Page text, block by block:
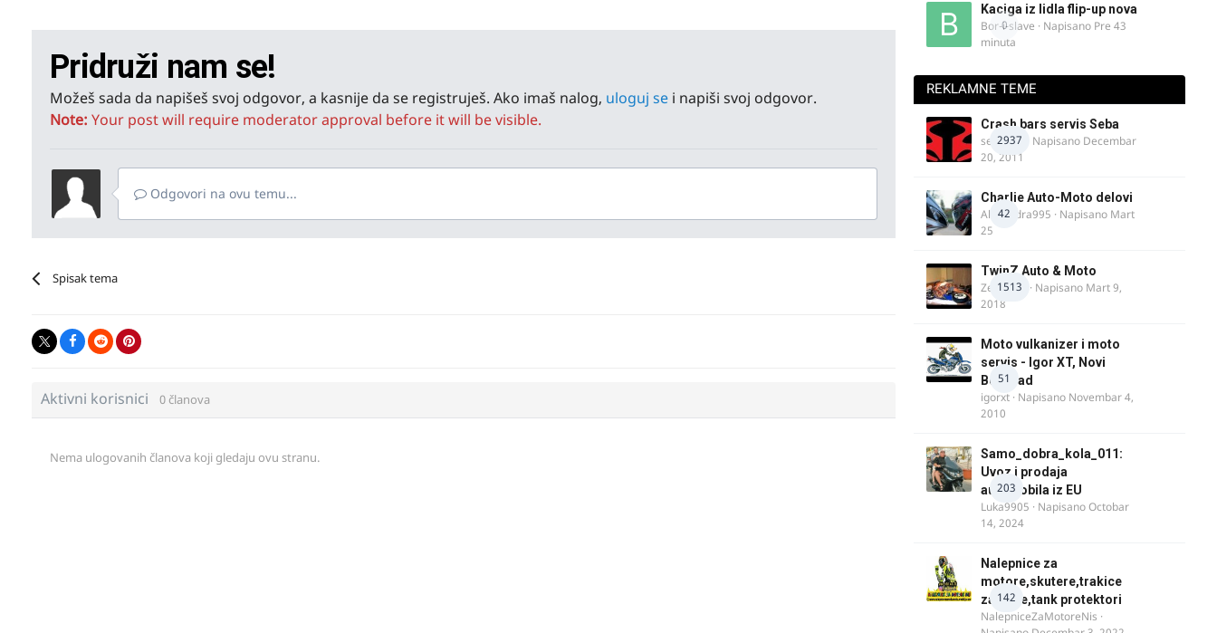
Pridruži nam se!
Možeš sada da napišeš svoj odgovor, a kasnije da se registruješ. Ako imaš nalog, uloguj se i napiši svoj odgovor.
Note: Your post will require moderator approval before it will be visible.
Odgovori na ovu temu...
Spisak tema
Aktivni korisnici 0 članova
Nema ulogovanih članova koji gledaju ovu stranu.
0
Kaciga iz lidla flip-up nova
Bor-i-slave · Napisano Pre 43
minuta
REKLAMNE TEME
2937
Crash bars servis Seba
seba011 · Napisano Decembar
20, 2011
42
Charlie Auto-Moto delovi
Alexandra995 · Napisano Mart
25
1513
TwinZ Auto & Moto
Zeljkamp · Napisano Mart 9,
2018
51
Moto vulkanizer i moto
servis - Igor XT, Novi
Beograd
igorxt · Napisano Novembar 4,
2010
203
Samo_dobra_kola_011:
Uvoz i prodaja
automobila iz EU
Luka9905 · NapisanoOctobar
14, 2024
142
Nalepnice za
motore,skutere,trakice
za felne,tank protektori
NalepniceZaMotoreNis ·